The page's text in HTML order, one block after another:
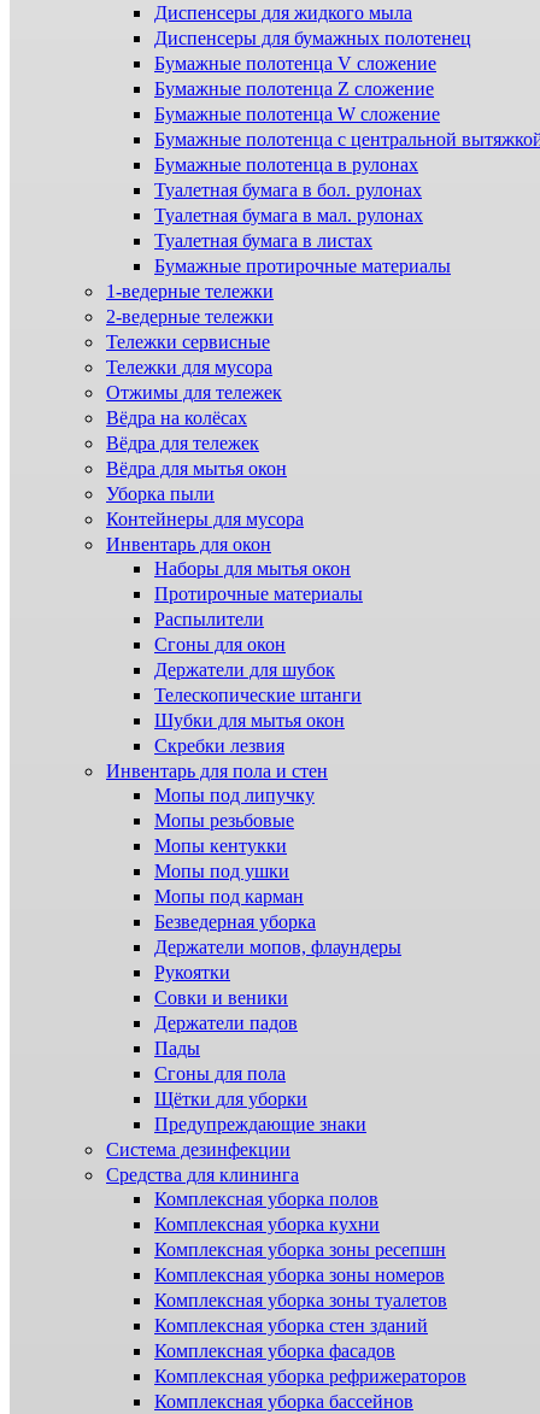
Диспенсеры для жидкого мыла
Диспенсеры для бумажных полотенец
Бумажные полотенца V сложение
Бумажные полотенца Z сложение
Бумажные полотенца W сложение
Бумажные полотенца с центральной
Бумажные полотенца в рулонах
Туалетная бумага в бол. рулонах
Туалетная бумага в мал. рулонах
Туалетная бумага в листах
Бумажные протирочные материалы
1-ведерные тележки
2-ведерные тележки
Тележки сервисные
Тележки для мусора
Отжимы для тележек
Вёдра на колёсах
Вёдра для тележек
Вёдра для мытья окон
Уборка пыли
Контейнеры для мусора
Инвентарь для окон
Наборы для мытья окон
Протирочные материалы
Распылители
Сгоны для окон
Держатели для шубок
Телескопические штанги
Шубки для мытья окон
Скребки лезвия
Инвентарь для пола и стен
Мопы под липучку
Мопы резьбовые
Мопы кентукки
Мопы под ушки
Мопы под карман
Безведерная уборка
Держатели мопов, флаундеры
Рукоятки
Совки и веники
Держатели падов
Пады
Сгоны для пола
Щётки для уборки
Предупреждающие знаки
Система дезинфекции
Cредства для клининга
Комплексная уборка полов
Комплексная уборка кухни
Комплексная уборка зоны ресепшн
Комплексная уборка зоны номеров
Комплексная уборка зоны туалетов
Комплексная уборка стен зданий
Комплексная уборка фасадов
Комплексная уборка рефрижераторов
Комплексная уборка бассейнов